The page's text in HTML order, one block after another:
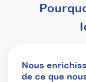
Nous
de ce que